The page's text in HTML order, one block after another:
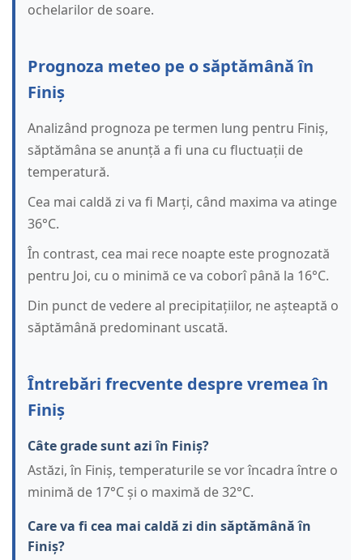
ochelarilor de soare.
Prognoza meteo pe o săptămână în
Finiș
Analizând prognoza pe termen lung pentru Finiș,
săptămâna se anunță a fi una cu fluctuații de
temperatură.
Cea mai caldă zi va fi Marți, când maxima va atinge
36°C.
În contrast, cea mai rece noapte este prognozată
pentru Joi, cu o minimă ce va coborî până la 16°C.
Din punct de vedere al precipitațiilor, ne așteaptă o
săptămână predominant uscată.
Întrebări frecvente despre vremea în
Finiș
Câte grade sunt azi în Finiș?
Astăzi, în Finiș, temperaturile se vor încadra între o
minimă de 17°C și o maximă de 32°C.
Care va fi cea mai caldă zi din săptămână în
Finiș?